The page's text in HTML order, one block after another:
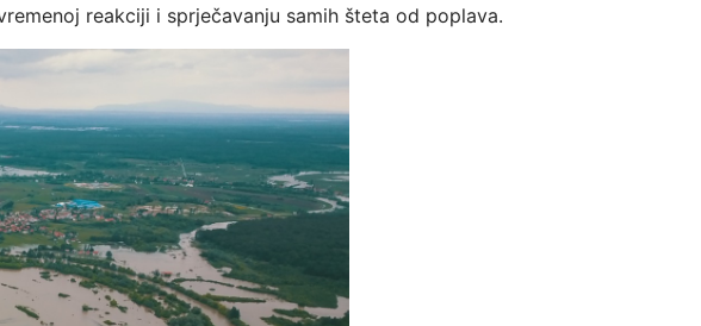
reakciji i sprječavanju samih šteta od poplava.